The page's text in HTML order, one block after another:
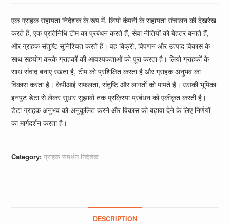
एक ग्राहक सहायता निदेशक के रूप में, लियो कंपनी के सहायता संचालन की देखरेख
करते हैं, एक प्रतिनिधि टीम का प्रबंधन करते हैं, सेवा नीतियों को बेहतर बनाते हैं,
और ग्राहक संतुष्टि सुनिश्चित करते हैं। वह बिक्री, विपणन और उत्पाद विकास के
साथ सहयोग करके ग्राहकों की आवश्यकताओं को पूरा करता है। लियो ग्राहकों के
साथ संवाद बनाए रखता है, टीम को प्रशिक्षित करता है और ग्राहक अनुभव का
विकास करता है। केपीआई सफलता, संतुष्टि और लागतों को मापते हैं। उसकी भूमिका
इनपुट डेटा से लेकर सुधार सुझावों तक प्रक्रिया प्रबंधन को एकीकृत करती है।
डेटा ग्राहक अनुभव को अनुकूलित करने और विकास को बढ़ावा देने के लिए निर्णयों
का मार्गदर्शन करता है।
Category:ग्राहक समर्थन निदेशक
DESCRIPTION